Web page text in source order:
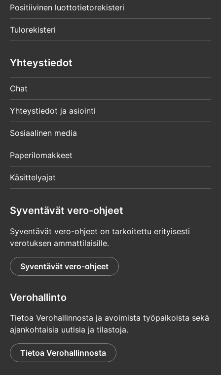
Positiivinen luottotietorekisteri
Tulorekisteri
Yhteystiedot
Chat
Yhteystiedot ja asiointi
Sosiaalinen media
Paperilomakkeet
Käsittelyajat
Syventävät vero-ohjeet
Syventävät vero-ohjeet on tarkoitettu erityisesti
verotuksen ammattilaisille.
Syventävät vero-ohjeet
Verohallinto
Tietoa Verohallinnosta ja avoimista työpaikoista sekä
ajankohtaisia uutisia ja tilastoja.
Tietoa Verohallinnosta